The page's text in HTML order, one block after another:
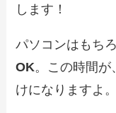
します！
パソコンはもちろ
OK。この時間
けになりますよ。